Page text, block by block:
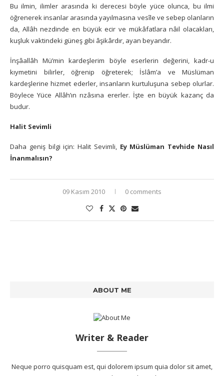
Bu ilmin, ilimler arasında ki derecesi böyle yüce olunca, bu ilmi
öğrenerek insanlar arasında yayılmasına vesîle ve sebep olanların
da, Allâh nezdinde en büyük ecir ve mükâfatlara nâil olacakları,
kuşluk vaktindeki güneş gibi âşikârdır, ayan beyandır.
İnşâallâh Mü’min kardeşlerim böyle eserlerin değerini, kadr-u
kıymetini bilirler, öğrenip öğreterek; İslâm’a ve Müslüman
kardeşlerine hizmet ederler, insanların kurtuluşuna sebep olurlar.
Böylece Yüce Allâh’ın rızâsına ererler. İşte en büyük kazanç da
budur.
Halit Sevimli
Daha geniş bilgi için: Halit Sevimli, Ey Müslüman Tevhide Nasıl
İnanmalısın?
09 Kasım 2010 0 comments
ABOUT ME
Writer & Reader
Neque porro quisquam est, qui dolorem ipsum quia dolor sit amet,